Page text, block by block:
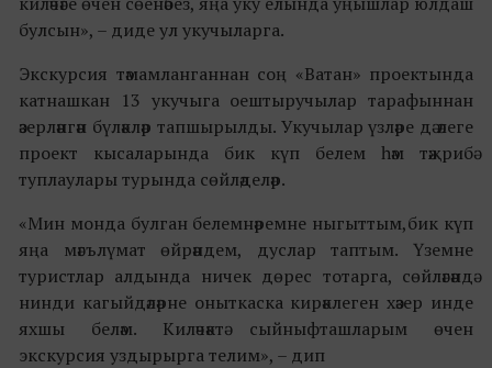
булсын», – диде ул укучыларга.
Экскурсия тәмамланганнан соң «Ватан» проектында
катнашкан 13 укучыга оештыручылар тарафыннан
әзерләнгән бүләкләр тапшырылды. Укучылар үзләре дә әлеге
проект кысаларында бик күп белем һәм тәҗрибә
туплаулары турында сөйләделәр.
«Мин монда булган белемнәремне ныгыттым,бик күп
яңа мәгълүмат өйрәндем, дуслар таптым. Үземне
туристлар алдында ничек дөрес тотарга, сөйләгәндә
нинди кагыйдәләрне оныткаска кирәклеген хәзер инде
яхшы беләм. Киләчәктә сыйныфташларым өчен
экскурсия уздырырга телим», – дип